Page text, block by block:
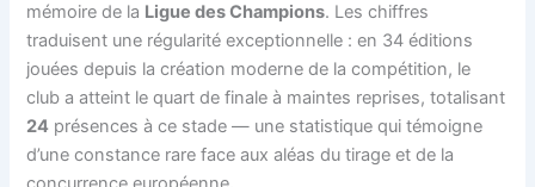
mémoire de la Ligue des Champions. Les chiffres
traduisent une régularité exceptionnelle : en 34 éditions
jouées depuis la création moderne de la compétition, le
club a atteint le quart de finale à maintes reprises, totalisant
24 présences à ce stade — une statistique qui témoigne
d’une constance rare face aux aléas du tirage et de la